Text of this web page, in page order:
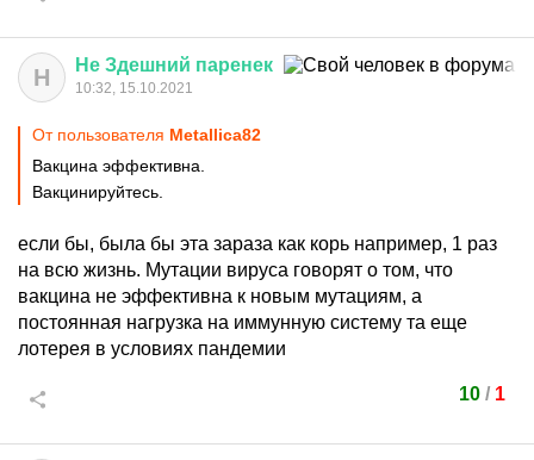
Н Не Здешний паренек
10:32, 15.10.2021
От пользователя Metallica82
Вакцина эффективна.
Вакцинируйтесь.
если бы, была бы эта зараза как корь например, 1 раз
на всю жизнь. Мутации вируса говорят о том, что
вакцина не эффективна к новым мутациям, а
постоянная нагрузка на иммунную систему та еще
лотерея в условиях пандемии
10 / 1